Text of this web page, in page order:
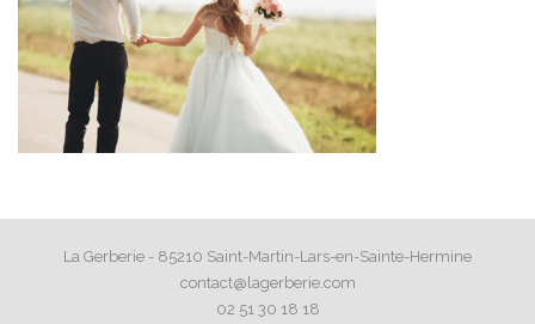
La Gerberie - 85210 Saint-Martin-Lars-en-Sainte-Hermine
contact@lagerberie.com
02 51 30 18 18